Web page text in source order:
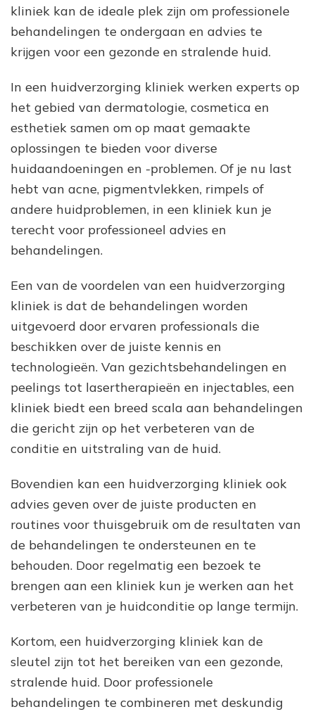
kliniek kan de ideale plek zijn om professionele
behandelingen te ondergaan en advies te
krijgen voor een gezonde en stralende huid.
In een huidverzorging kliniek werken experts op
het gebied van dermatologie, cosmetica en
esthetiek samen om op maat gemaakte
oplossingen te bieden voor diverse
huidaandoeningen en -problemen. Of je nu last
hebt van acne, pigmentvlekken, rimpels of
andere huidproblemen, in een kliniek kun je
terecht voor professioneel advies en
behandelingen.
Een van de voordelen van een huidverzorging
kliniek is dat de behandelingen worden
uitgevoerd door ervaren professionals die
beschikken over de juiste kennis en
technologieën. Van gezichtsbehandelingen en
peelings tot lasertherapieën en injectables, een
kliniek biedt een breed scala aan behandelingen
die gericht zijn op het verbeteren van de
conditie en uitstraling van de huid.
Bovendien kan een huidverzorging kliniek ook
advies geven over de juiste producten en
routines voor thuisgebruik om de resultaten van
de behandelingen te ondersteunen en te
behouden. Door regelmatig een bezoek te
brengen aan een kliniek kun je werken aan het
verbeteren van je huidconditie op lange termijn.
Kortom, een huidverzorging kliniek kan de
sleutel zijn tot het bereiken van een gezonde,
stralende huid. Door professionele
behandelingen te combineren met deskundig